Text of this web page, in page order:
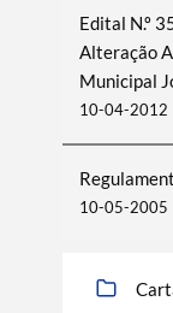
Edital N.º
Alteração
Municipal
10-04-2012
10-05-2005